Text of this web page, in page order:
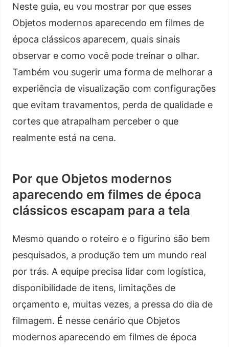
Neste guia, eu vou mostrar por que esses
Objetos modernos aparecendo em filmes de
época clássicos aparecem, quais sinais
observar e como você pode treinar o olhar.
Também vou sugerir uma forma de melhorar a
experiência de visualização com configurações
que evitam travamentos, perda de qualidade e
cortes que atrapalham perceber o que
realmente está na cena.
Por que Objetos modernos
aparecendo em filmes de época
clássicos escapam para a tela
Mesmo quando o roteiro e o figurino são bem
pesquisados, a produção tem um mundo real
por trás. A equipe precisa lidar com logística,
disponibilidade de itens, limitações de
orçamento e, muitas vezes, a pressa do dia de
filmagem. É nesse cenário que Objetos
modernos aparecendo em filmes de época